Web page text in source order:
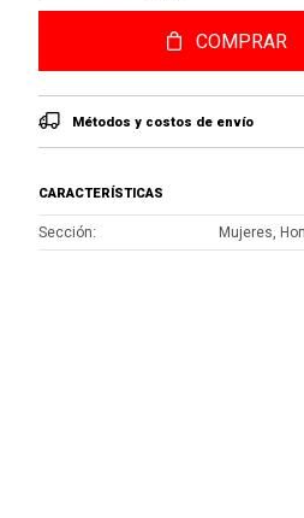
COMPRAR
Métodos y costos de envío
CARACTERÍSTICAS
Sección Mujeres,